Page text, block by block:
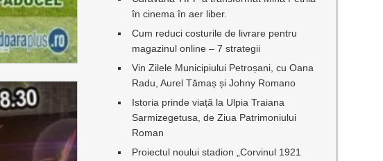
în cinema în aer liber.
Cum reduci costurile de livrare pentru
magazinul online – 7 strategii
Vin Zilele Municipiului Petroșani, cu Oana
Radu, Aurel Tămaș și Johny Romano
Istoria prinde viață la Ulpia Traiana
Sarmizegetusa, de Ziua Patrimoniului
Roman
Proiectul noului stadion „Corvinul 1921